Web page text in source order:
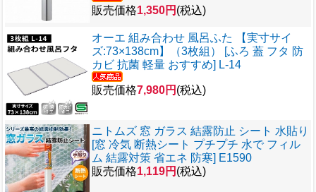
販売価格1,350円 (税込)
オーエ 組み合わせ 風呂ふた 【実寸サイ
ズ:73×138cm】（3枚組） [ふろ 蓋 フタ 防
カビ 抗菌 軽量 おすすめ] L-14
販売価格7,980円 (税込)
ニトムズ 窓 ガラス 結露防止 シート 水貼り
[窓 冷気 断熱シート プチプチ 水で フィル
ム 結露対策 省エネ 防寒] E1590
販売価格1,119円 (税込)